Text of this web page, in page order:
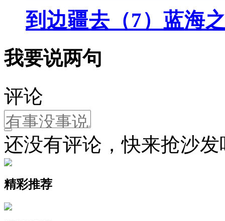
到边疆去（7）蓝海
我要说两句
评论
还没有评论，快来抢沙发
精彩推荐